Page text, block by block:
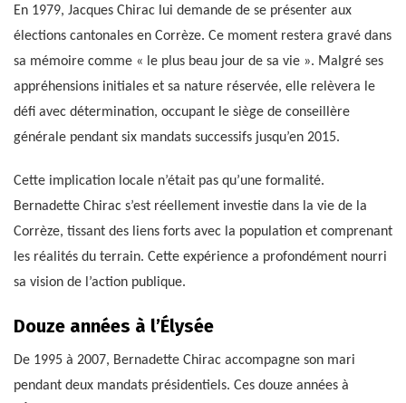
En 1979, Jacques Chirac lui demande de se présenter aux
élections cantonales en Corrèze. Ce moment restera gravé dans
sa mémoire comme « le plus beau jour de sa vie ». Malgré ses
appréhensions initiales et sa nature réservée, elle relèvera le
défi avec détermination, occupant le siège de conseillère
générale pendant six mandats successifs jusqu’en 2015.
Cette implication locale n’était pas qu’une formalité.
Bernadette Chirac s’est réellement investie dans la vie de la
Corrèze, tissant des liens forts avec la population et comprenant
les réalités du terrain. Cette expérience a profondément nourri
sa vision de l’action publique.
Douze années à l’Élysée
De 1995 à 2007, Bernadette Chirac accompagne son mari
pendant deux mandats présidentiels. Ces douze années à